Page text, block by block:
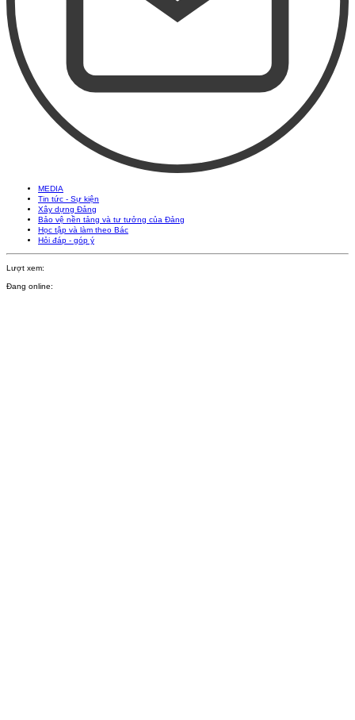
MEDIA
Tin tức - Sự kiện
Xây dựng Đảng
Bảo vệ nền tảng và tư tưởng của Đảng
Học tập và làm theo Bác
Hỏi đáp - góp ý
Lượt xem:
Đang online: